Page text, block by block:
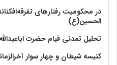
در محکومیت رفتارهای
الحسین(ع)
تحلیل تمدنی قیام حضرت
کنیسه شیطان و چهار سوار